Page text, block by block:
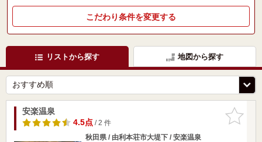
こだわり条件を変更する
リストから探す 地図から探す
お気に入
りに追加
安楽温泉
4.5点/ 2 件
秋田県 / 由利本荘市大堤下 / 安楽温泉